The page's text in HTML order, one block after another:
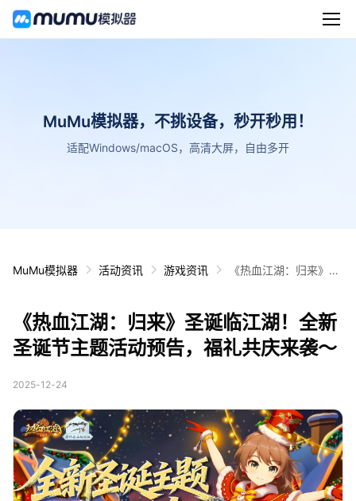
MuMu模拟器，不挑设备，秒开秒用！
适配Windows/macOS，高清大屏，自由多开
MuMu模拟器 活动资讯 游戏资讯
《热血江湖：归来》圣
庆来袭～
《热血江湖：归来》圣诞临江湖！全新
圣诞节主题活动预告，福礼共庆来袭～
2025-12-24